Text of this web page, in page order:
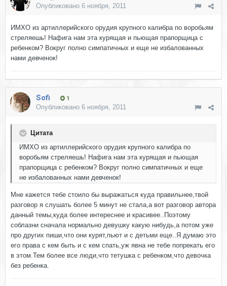
Опубликовано 6 ноября, 2011
ИМХО из артиллерийского орудия крупного калибра по воробьям
стреляешь! Нафига нам эта курящая и пьющая прапорщица с
ребенком? Вокруг полно симпатичных и еще не избалованных
нами девченок!
Sofi 1
Опубликовано 6 ноября, 2011
Цитата
ИМХО из артиллерийского орудия крупного калибра по
воробьям стреляешь! Нафига нам эта курящая и пьющая
прапорщица с ребенком? Вокруг полно симпатичных и еще
не избалованных нами девченок!
Мне кажется тебе стоило бы выражаться куда правильнее,твой
разговор я слушать более 5 минут не стала,а вот разговор автора
данный темы,куда более интереснее и красивее..Поэтому
соблазни сначала нормально девушку какую нибудь,а потом уже
про других пиши,что они курят,пьют и с детьми еще..Я думаю это
его права с кем быть и с кем спать,уж явна не тебе попрекать его
в этом.Тем более все люди,что тетушка с ребенком,что девочка
без ребенка.